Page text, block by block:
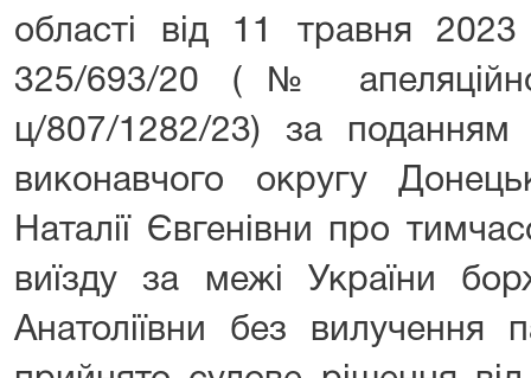
області від 11 травня
325/693/20 (№
ц/807/1282/23) за поданням
виконавчого округу
Наталії Євгенівни про
виїзду за межі України
Анатоліївни без вилучення